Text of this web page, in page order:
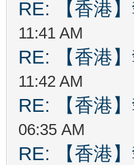
RE: 【香港
11:41 AM
RE: 【香港
11:42 AM
RE: 【香港
06:35 AM
RE: 【香港